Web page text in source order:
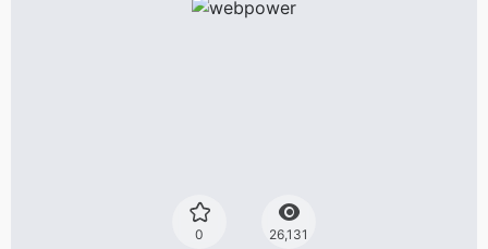
0 26,131